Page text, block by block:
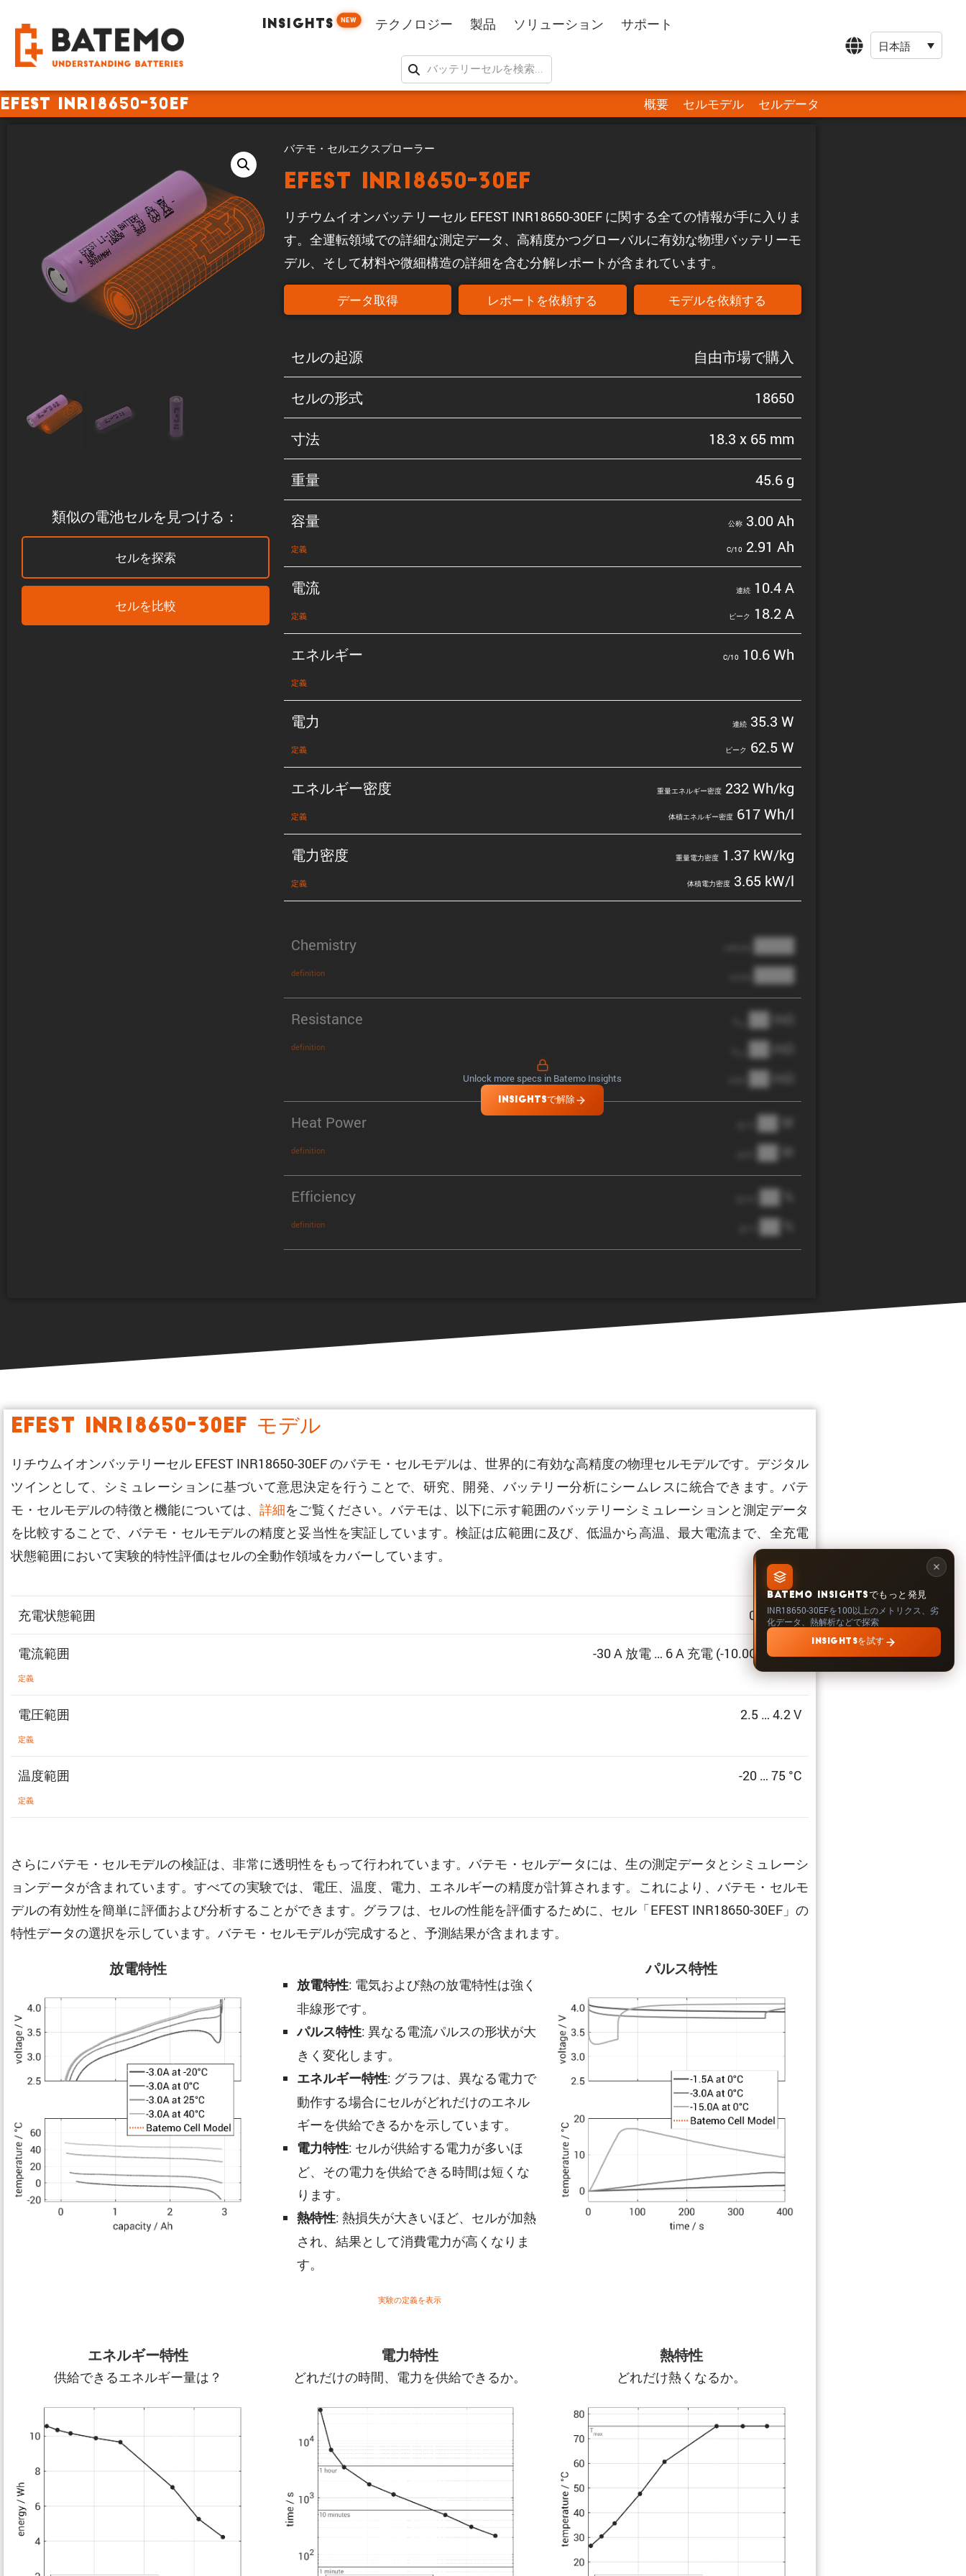
INSIGHTS NEW テクノロジー 製品 ソリューション サポート
日本語
EFEST INR18650-30EF 概要 セルモデル セルデータ
類似の電池セルを見つける：
セルを探索
セルを比較
バテモ・セルエクスプローラー
EFEST INR18650-30EF
リチウムイオンバッテリーセル EFEST INR18650-30EF に関する全ての情報が手に入りま
す。全運転領域での詳細な測定データ、高精度かつグローバルに有効な物理バッテリーモ
デル、そして材料や微細構造の詳細を含む分解レポートが含まれています。
データ取得 レポートを依頼する モデルを依頼する
セルの起源 自由市場で購入
セルの形式 18650
寸法 18.3 x 65 mm
重量 45.6 g
容量
定義
公称3.00 Ah
C/10 2.91 Ah
電流
定義
連続10.4 A
ピーク 18.2 A
エネルギー
定義
C/10 10.6 Wh
電力
定義
連続35.3 W
ピーク 62.5 W
エネルギー密度
定義
重量エネルギー密度232 Wh/kg
体積エネルギー密度617 Wh/l
電力密度
定義
重量電力密度1.37 kW/kg
体積電力密度3.65 kW/l
Chemistry
definition
████
████
Resistance
definition
██ mΩ
██ mΩ
██ mΩ
Heat Power
definition
██ W
██ W
Efficiency
definition
██ %
██ %
Unlock more specs in Batemo Insights
INSIGHTSで解除
BATEMO INSIGHTSでもっと発見
INR18650-30EFを100以上のメトリクス、劣
化データ、熱解析などで探索
INSIGHTSを試す
EFEST INR18650-30EF モデル
リチウムイオンバッテリーセル EFEST INR18650-30EF のバテモ・セルモデルは、世界的に有効な高精度の物理セルモデルです。デジタル
ツインとして、シミュレーションに基づいて意思決定を行うことで、研究、開発、バッテリー分析にシームレスに統合できます。バテ
モ・セルモデルの特徴と機能については、 詳細をご覧ください。バテモは、以下に示す範囲のバッテリーシミュレーションと測定データ
を比較することで、バテモ・セルモデルの精度と妥当性を実証しています。検証は広範囲に及び、低温から高温、最大電流まで、全充電
状態範囲において実験的特性評価はセルの全動作領域をカバーしています。
充電状態範囲 0 … 100%
電流範囲
定義
-30 A 放電 … 6 A 充電 (-10.0C … 2.0C)
電圧範囲
定義
2.5 … 4.2 V
温度範囲
定義
-20 … 75 °C
さらにバテモ・セルモデルの検証は、非常に透明性をもって行われています。バテモ・セルデータには、生の測定データとシミュレーシ
ョンデータが含まれています。すべての実験では、電圧、温度、電力、エネルギーの精度が計算されます。これにより、バテモ・セルモ
デルの有効性を簡単に評価および分析することができます。グラフは、セルの性能を評価するために、セル「EFEST INR18650-30EF」の
特性データの選択を示しています。バテモ・セルモデルが完成すると、予測結果が含まれます。
放電特性
放電特性: 電気および熱の放電特性は強く
非線形です。
パルス特性: 異なる電流パルスの形状が大
きく変化します。
エネルギー特性: グラフは、異なる電力で
動作する場合にセルがどれだけのエネル
ギーを供給できるかを示しています。
電力特性: セルが供給する電力が多いほ
ど、その電力を供給できる時間は短くな
ります。
熱特性: 熱損失が大きいほど、セルが加熱
され、結果として消費電力が高くなりま
す。
パルス特性
実験の定義を表示
エネルギー特性
供給できるエネルギー量は？
電力特性
どれだけの時間、電力を供給できるか。
熱特性
どれだけ熱くなるか。